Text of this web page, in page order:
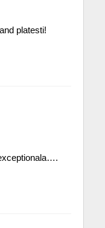
platesti!